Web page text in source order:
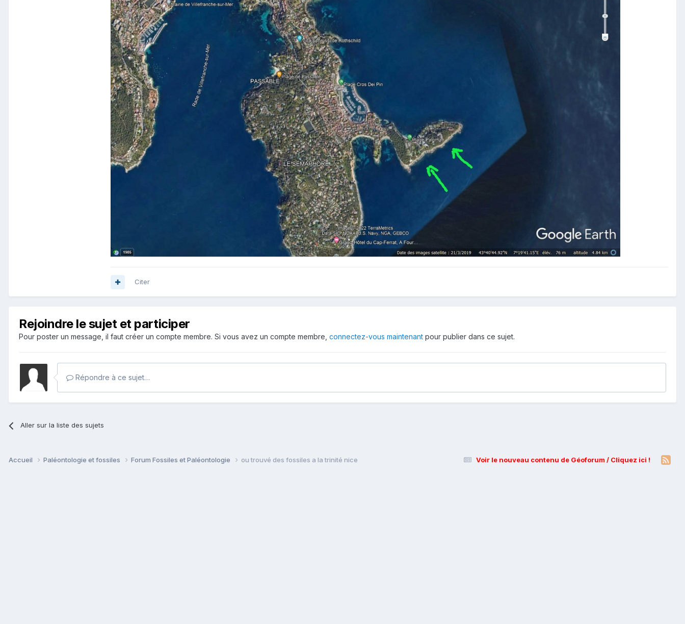
Citer
Rejoindre le sujet et participer
Pour poster un message, il faut créer un compte membre. Si vous avez un compte membre, connectez-vous maintenant pour publier dans ce sujet.
Répondre à ce sujet…
Aller sur la liste des sujets
Voir le nouveau contenu de Géoforum / Cliquez ici !
Accueil Paléontologie et fossiles Forum Fossiles et Paléontologie ou trouvé des fossiles a la trinité nice